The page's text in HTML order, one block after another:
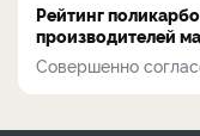
Рейтинг
производителей
Совершенно